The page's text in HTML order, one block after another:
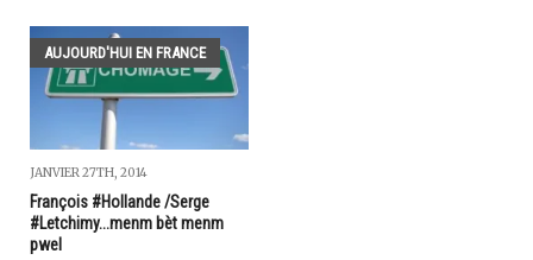
AUJOURD'HUI EN FRANCE
JANVIER 27TH, 2014
François #Hollande /Serge
#Letchimy...menm bèt menm
pwel